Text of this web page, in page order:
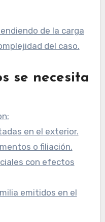
del caso.
se necesita
en el exterior.
o filiación.
con efectos
emitidos en el